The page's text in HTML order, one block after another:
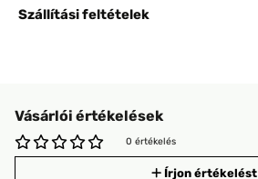
Szállítási feltételek
Vásárlói értékelések
0 értékelés
Írjon értékelést